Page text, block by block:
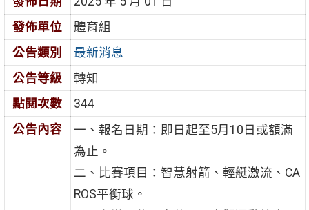
發佈單位
體育組
公告類別
最新消息
公告等級
轉知
點閱次數
344
公告內容
一、報名日期：即日起至5月10日或額滿
為止。
二、比賽項目：智慧射箭、輕艇激流、CA
ROS平衡球。